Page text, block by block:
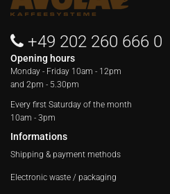
+49 202 260 666 0
Opening hours
Monday - Friday 10am - 12pm
and 2pm - 5.30pm
Every first Saturday of the month
10am - 3pm
Informations
Shipping & payment methods
Electronic waste / packaging